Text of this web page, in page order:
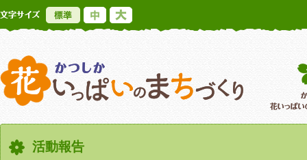
標準
かつしか花い
活動報告